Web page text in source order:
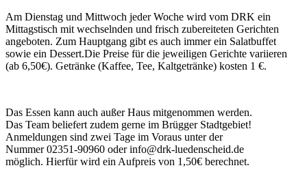
Am Dienstag und Mittwoch jeder Woche wird vom DRK ein
Mittagstisch mit wechselnden und frisch zubereiteten Gerichten
angeboten. Zum Hauptgang gibt es auch immer ein Salatbuffet
sowie ein Dessert.Die Preise für die jeweiligen Gerichte variieren
(ab 6,50€). Getränke (Kaffee, Tee, Kaltgetränke) kosten 1 €.
Das Essen kann auch außer Haus mitgenommen werden.
Das Team beliefert zudem gerne im Brügger Stadtgebiet!
Anmeldungen sind zwei Tage im Voraus unter der
Nummer 02351-90960 oder info@drk-luedenscheid.de
möglich. Hierfür wird ein Aufpreis von 1,50€ berechnet.